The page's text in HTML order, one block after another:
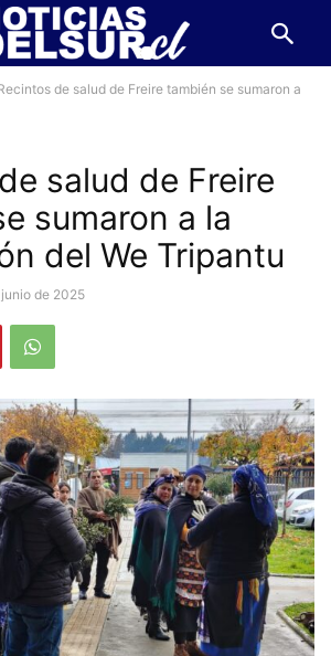
de salud de Freire también se sumaron a
salud de Freire
sumaron a la
del We Tripantu
de 2025